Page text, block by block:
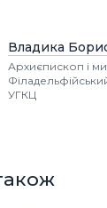
Владика
Архиєпископ і
УГКЦ